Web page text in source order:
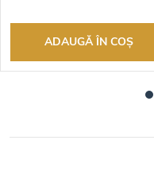
ADAUGĂ ÎN COŞ